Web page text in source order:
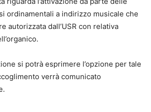
ordinamentali a indirizzo musicale che
autorizzata dall’USR con relativa
si potrà esprimere l’opzione per tale
verrà comunicato